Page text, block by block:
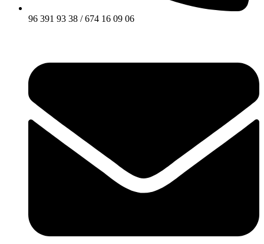
96 391 93 38 / 674 16 09 06